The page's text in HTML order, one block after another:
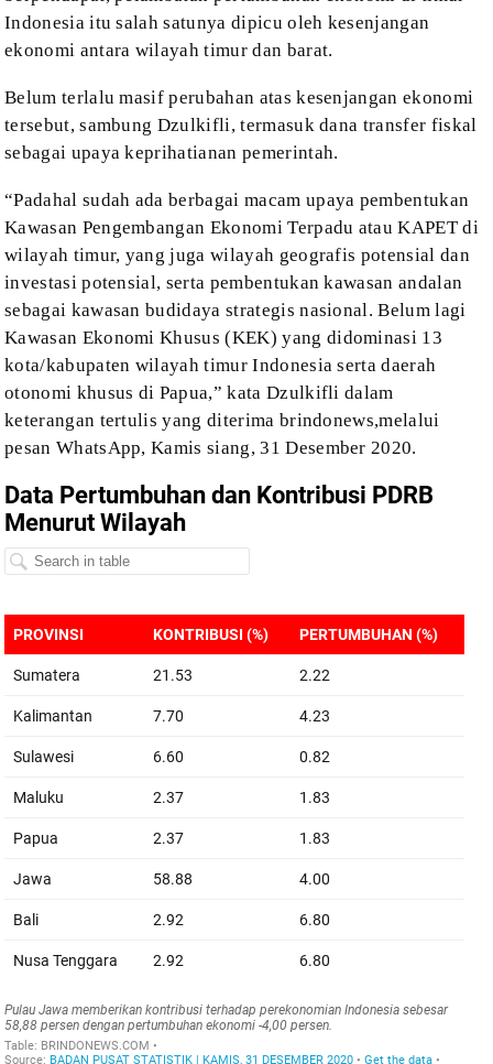
Indonesia itu salah satunya dipicu oleh kesenjangan
ekonomi antara wilayah timur dan barat.
Belum terlalu masif perubahan atas kesenjangan ekonomi
tersebut, sambung Dzulkifli, termasuk dana transfer fiskal
sebagai upaya keprihatianan pemerintah.
“Padahal sudah ada berbagai macam upaya pembentukan
Kawasan Pengembangan Ekonomi Terpadu atau KAPET di
wilayah timur, yang juga wilayah geografis potensial dan
investasi potensial, serta pembentukan kawasan andalan
sebagai kawasan budidaya strategis nasional. Belum lagi
Kawasan Ekonomi Khusus (KEK) yang didominasi 13
kota/kabupaten wilayah timur Indonesia serta daerah
otonomi khusus di Papua,” kata Dzulkifli dalam
keterangan tertulis yang diterima brindonews,melalui
pesan WhatsApp, Kamis siang, 31 Desember 2020.